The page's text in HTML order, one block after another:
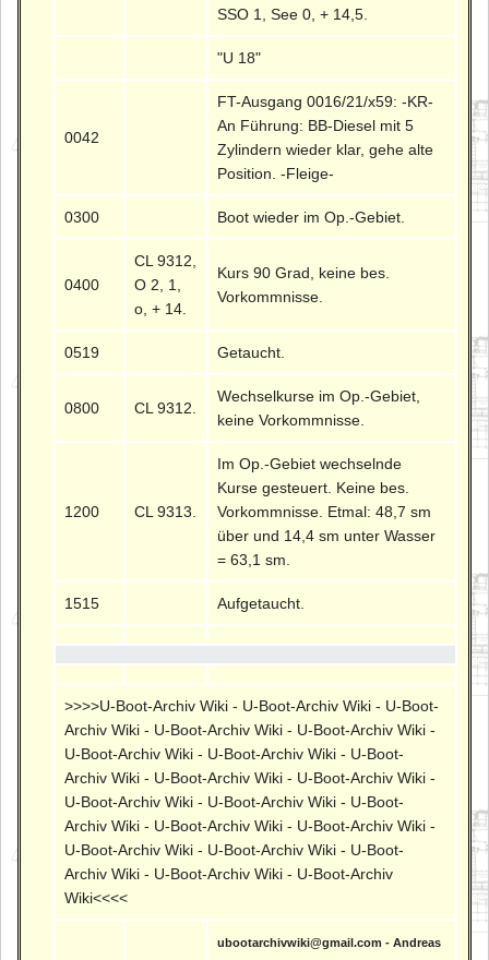
SSO 1, See 0, + 14,5.
"U 18"
0042
FT-Ausgang 0016/21/x59: -KR-
An Führung: BB-Diesel mit 5
Zylindern wieder klar, gehe alte
Position. -Fleige-
0300 Boot wieder im Op.-Gebiet.
0400
CL 9312,
O 2, 1,
o, + 14.
Kurs 90 Grad, keine bes.
Vorkommnisse.
0519 Getaucht.
0800 CL 9312.
Wechselkurse im Op.-Gebiet,
keine Vorkommnisse.
1200 CL 9313.
Im Op.-Gebiet wechselnde
Kurse gesteuert. Keine bes.
Vorkommnisse. Etmal: 48,7 sm
über und 14,4 sm unter Wasser
= 63,1 sm.
1515 Aufgetaucht.
>>>>U-Boot-Archiv Wiki - U-Boot-Archiv Wiki - U-Boot-
Archiv Wiki - U-Boot-Archiv Wiki - U-Boot-Archiv Wiki -
U-Boot-Archiv Wiki - U-Boot-Archiv Wiki - U-Boot-
Archiv Wiki - U-Boot-Archiv Wiki - U-Boot-Archiv Wiki -
U-Boot-Archiv Wiki - U-Boot-Archiv Wiki - U-Boot-
Archiv Wiki - U-Boot-Archiv Wiki - U-Boot-Archiv Wiki -
U-Boot-Archiv Wiki - U-Boot-Archiv Wiki - U-Boot-
Archiv Wiki - U-Boot-Archiv Wiki - U-Boot-Archiv
Wiki<<<<
ubootarchivwiki@gmail.com - Andreas